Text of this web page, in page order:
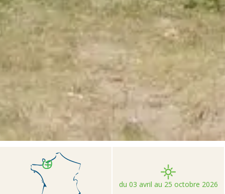
Accueil Camping et Location de vacances Seasonova >>Le
Point du Jour
du 03 avril au 25 octobre 2026